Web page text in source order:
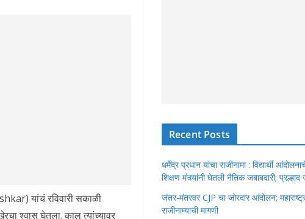
यांचं रविवारी सकाळी
श्वास घेतला. काल त्यांच्यावर
Recent Posts
धर्मेंद्र प्रधान यांचा राजीनामा : विद्यार्थी
शिक्षण मंत्र्यांनी घेतली नैतिक जबाबदारी;
जंतर-मंतरवर CJP चा जोरदार आंदोलन;
राजीनाम्याची मागणी